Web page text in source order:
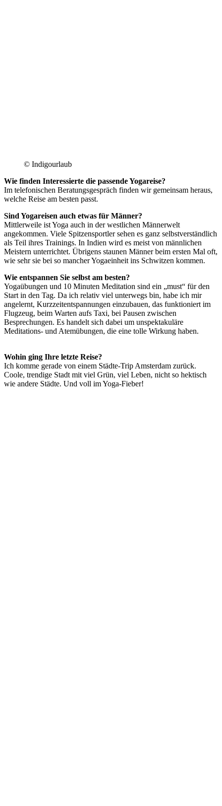
© Indigourlaub
Wie finden Interessierte die passende Yogareise?
Im telefonischen Beratungsgespräch finden wir gemeinsam heraus,
welche Reise am besten passt.
Sind Yogareisen auch etwas für Männer?
Mittlerweile ist Yoga auch in der westlichen Männerwelt
angekommen. Viele Spitzensportler sehen es ganz selbstverständlich
als Teil ihres Trainings. In Indien wird es meist von männlichen
Meistern unterrichtet. Übrigens staunen Männer beim ersten Mal oft,
wie sehr sie bei so mancher Yogaeinheit ins Schwitzen kommen.
Wie entspannen Sie selbst am besten?
Yogaübungen und 10 Minuten Meditation sind ein „must“ für den
Start in den Tag. Da ich relativ viel unterwegs bin, habe ich mir
angelernt, Kurzzeitentspannungen einzubauen, das funktioniert im
Flugzeug, beim Warten aufs Taxi, bei Pausen zwischen
Besprechungen. Es handelt sich dabei um unspektakuläre
Meditations- und Atemübungen, die eine tolle Wirkung haben.
Wohin ging Ihre letzte Reise?
Ich komme gerade von einem Städte-Trip Amsterdam zurück.
Coole, trendige Stadt mit viel Grün, viel Leben, nicht so hektisch
wie andere Städte. Und voll im Yoga-Fieber!